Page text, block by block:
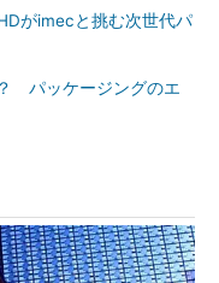
がimecと挑む次世代パ
パッケージングのエ